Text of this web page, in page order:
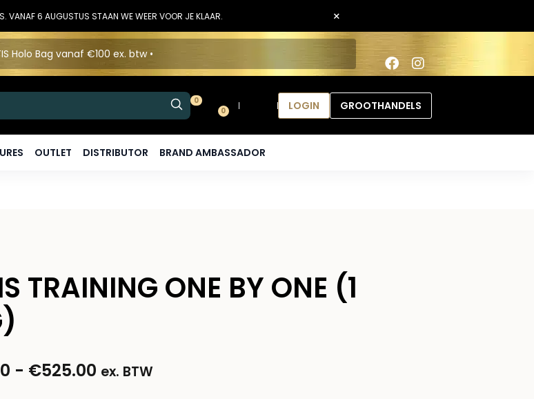
VANAF 6 AUGUSTUS STAAN WE WEER VOOR JE KLAAR. ×
Holo Bag vanaf €100 ex. btw •
0
0
LOGIN GROOTHANDELS
OUTLET DISTRIBUTOR BRAND AMBASSADOR
TRAINING ONE BY ONE (1
- €525.00 ex. BTW